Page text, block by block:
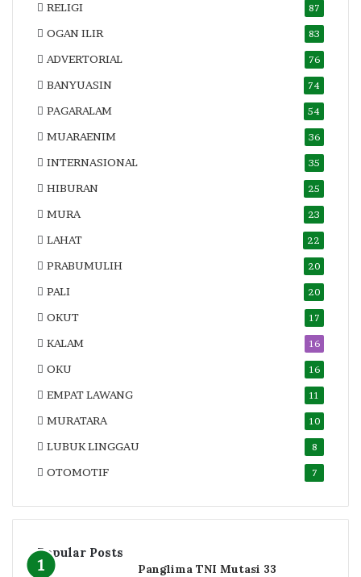
RELIGI 87
OGAN ILIR 83
ADVERTORIAL 76
BANYUASIN 74
PAGARALAM 54
MUARAENIM 36
INTERNASIONAL 35
HIBURAN 25
MURA 23
LAHAT 22
PRABUMULIH 20
PALI 20
OKUT 17
KALAM 16
OKU 16
EMPAT LAWANG 11
MURATARA 10
LUBUK LINGGAU 8
OTOMOTIF 7
Popular Posts
Panglima TNI Mutasi 33